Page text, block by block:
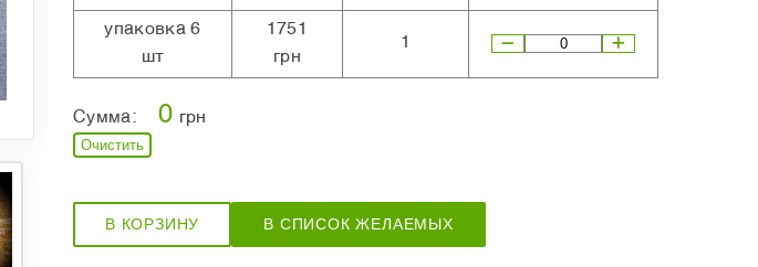
упаковка 6
шт
1751
грн
1
Сумма: 0 грн
Очистить
В КОРЗИНУ В СПИСОК ЖЕЛАЕМЫХ